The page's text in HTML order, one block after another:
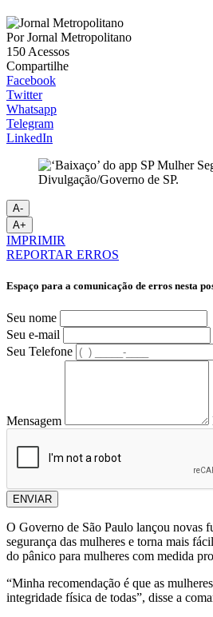
PorJornal Metropolitano
150 Acessos
Compartilhe
Facebook
Twitter
Whatsapp
Telegram
LinkedIn
Divulgação/Governo de SP.
A-
A+
IMPRIMIR
REPORTAR ERROS
Espaço para a comunicação de erros nesta
Seu nome
Seu e-mail
Seu Telefone
Mensagem
ENVIAR
O Governo de São Paulo lançou novas
segurança das mulheres e torna mais
do pânico para mulheres com medida
“Minha recomendação é que as
integridade física de todas”, disse a